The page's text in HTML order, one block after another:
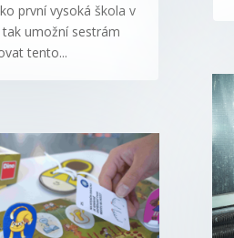
první vysoká škola v
tak umožní sestrám
tento...